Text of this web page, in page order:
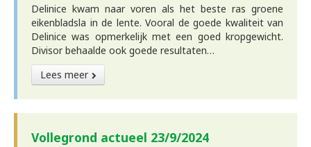
Delinice kwam naar voren als het beste ras groene
eikenbladsla in de lente. Vooral de goede kwaliteit van
Delinice was opmerkelijk met een goed kropgewicht.
Divisor behaalde ook goede resultaten…
Lees meer
Vollegrond actueel 23/9/2024